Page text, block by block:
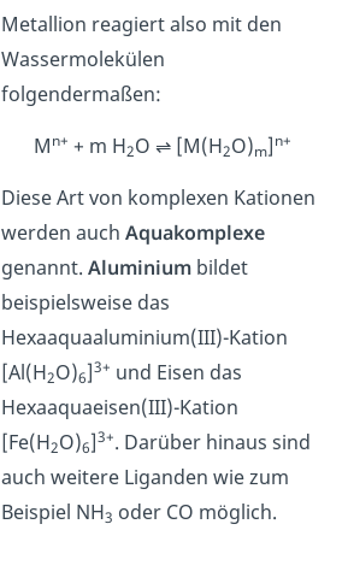
Metallion reagiert also mit den
Wassermolekülen
folgendermaßen:
Mn+ + m H2O ⇌ [M(H2O)m]n+
Diese Art von komplexen Kationen
werden auch Aquakomplexe
genannt. Aluminiumbildet
beispielsweise das
Hexaaquaaluminium(III)-Kation
[Al(H2O)6]3+ und Eisen das
Hexaaquaeisen(III)-Kation
[Fe(H2O)6]3+. Darüber hinaus sind
auch weitere Liganden wie zum
Beispiel NH3 oder CO möglich.